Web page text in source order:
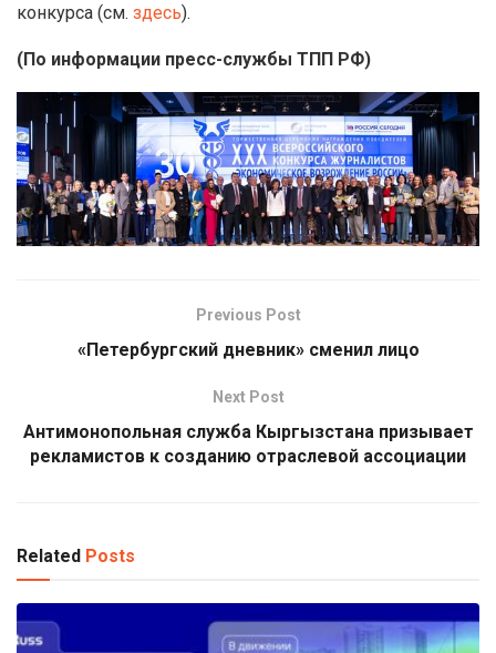
конкурса (см. здесь).
(По информации пресс-службы ТПП РФ)
Previous Post
«Петербургский дневник» сменил лицо
Next Post
Антимонопольная служба Кыргызстана призывает
рекламистов к созданию отраслевой ассоциации
Related Posts